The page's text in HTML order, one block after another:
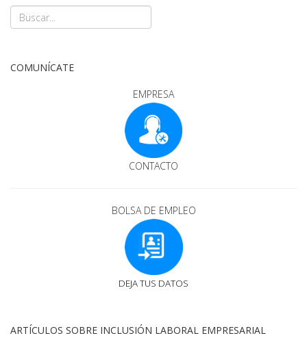
COMUNÍCATE
EMPRESA
CONTACTO
BOLSA DE EMPLEO
DEJA TUS DATOS
ARTÍCULOS SOBRE INCLUSIÓN LABORAL EMPRESARIAL